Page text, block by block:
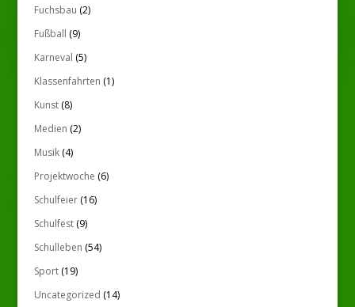
Fuchsbau (2)
Fußball (9)
Karneval (5)
Klassenfahrten (1)
Kunst(8)
Medien (2)
Musik(4)
Projektwoche (6)
Schulfeier(16)
Schulfest(9)
Schulleben (54)
Sport(19)
Uncategorized (14)